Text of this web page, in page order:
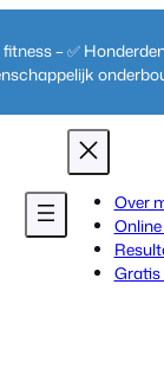
– ✅
Over
Gratis